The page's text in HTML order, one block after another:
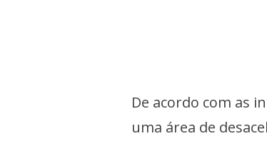
De acordo com as
uma área de